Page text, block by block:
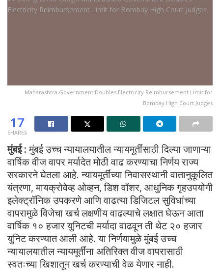
Maharashtra Government Doubles Electricity Reimbursement Limit for
Bombay High Court Judges
17
SHARES
मुंबई :मुंबई उच्च न्यायालयातील न्यायमूर्तींसाठी दिल्या जाणाऱ्या
वार्षिक वीज वापर मर्यादेत मोठी वाढ करण्याचा निर्णय राज्य
सरकारने घेतला आहे. न्यायमूर्तींच्या निवासस्थानी वातानुकूलित
यंत्रणा, मायक्रोवेव्ह ओव्हन, डिश वॉशर, आधुनिक गृहउपयोगी
इलेक्ट्रॉनिक उपकरणे आणि वाढत्या डिजिटल सुविधांच्या
वापरामुळे विजेचा खर्च लक्षणीय वाढल्याचे लक्षात घेऊन आता
वार्षिक १० हजार युनिटची मर्यादा वाढवून ती थेट २० हजार
युनिट करण्यात आली आहे. या निर्णयामुळे मुंबई उच्च
न्यायालयातील न्यायमूर्तींना अतिरिक्त वीज वापरासाठी
स्वतःच्या खिशातून खर्च करण्याची वेळ येणार नाही.